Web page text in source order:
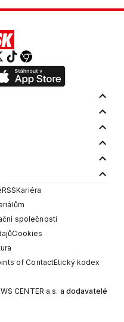
RSSKariéra
společnosti
Cookies
of ContactEtický kodex
CENTER a.s. a dodavatelé